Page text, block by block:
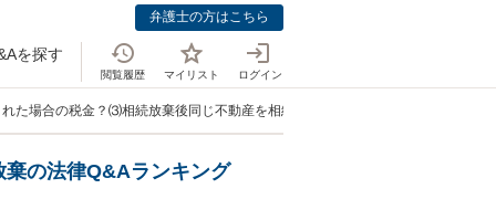
弁護士の方はこちら
を探す
閲覧履歴 マイリスト ログイン
た場合の税金？⑶相続放棄後同じ不動産を相続できない？⑷借金返済義務は？」
棄の法律Q&Aランキング